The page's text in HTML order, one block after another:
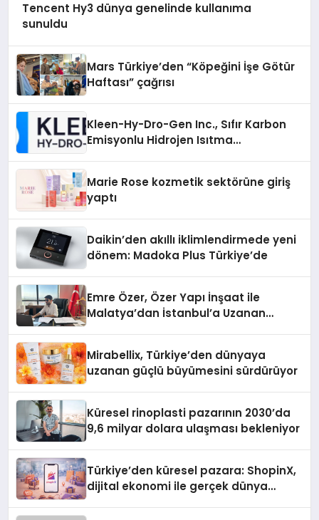
Tencent Hy3 dünya genelinde kullanıma
sunuldu
Mars Türkiye’den “Köpeğini İşe Götür
Haftası” çağrısı
Kleen-Hy-Dro-Gen Inc., Sıfır Karbon
Emisyonlu Hidrojen Isıtma
Marie Rose kozmetik sektörüne giriş
yaptı
Daikin’den akıllı iklimlendirmede yeni
dönem: Madoka Plus Türkiye’de
Emre Özer, Özer Yapı İnşaat ile
Malatya’dan İstanbul’a Uzanan
Mirabellix, Türkiye’den dünyaya
uzanan güçlü büyümesini sürdürüyor
Küresel rinoplasti pazarının 2030’da
9,6 milyar dolara ulaşması bekleniyor
Türkiye’den küresel pazara: ShopinX,
dijital ekonomi ile gerçek dünya